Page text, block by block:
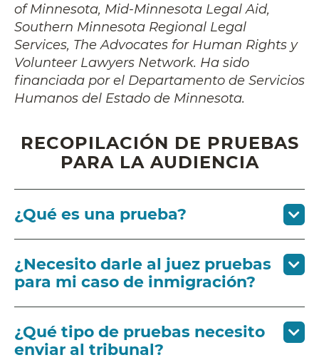
of Minnesota, Mid-Minnesota Legal Aid,
Southern Minnesota Regional Legal
Services, The Advocates for Human Rights y
Volunteer Lawyers Network. Ha sido
financiada por el Departamento de Servicios
Humanos del Estado de Minnesota.
RECOPILACIÓN DE PRUEBAS
PARA LA AUDIENCIA
¿Qué es una prueba?
¿Necesito darle al juez pruebas
para mi caso de inmigración?
¿Qué tipo de pruebas necesito
enviar al tribunal?